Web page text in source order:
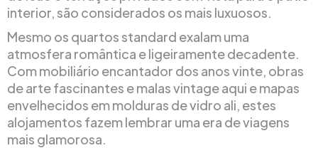
interior, são considerados os mais luxuosos.
Mesmo os quartos standard exalam uma
atmosfera romântica e ligeiramente decadente.
Com mobiliário encantador dos anos vinte, obras
de arte fascinantes e malas vintage aqui e mapas
envelhecidos em molduras de vidro ali, estes
alojamentos fazem lembrar uma era de viagens
mais glamorosa.